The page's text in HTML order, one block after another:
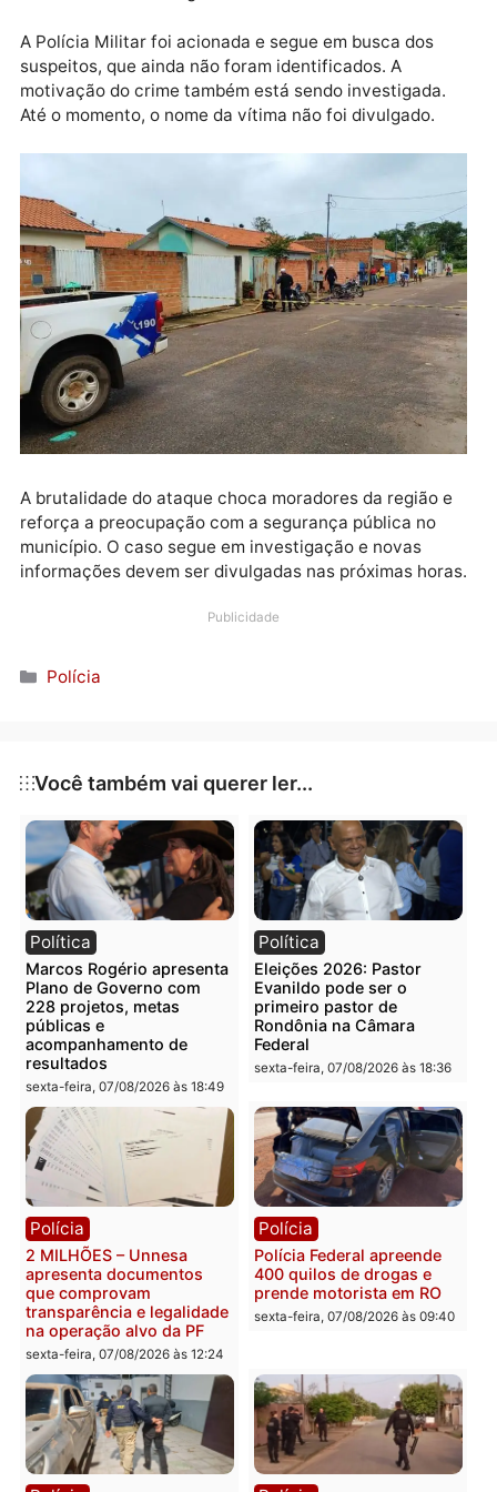
Uma das vítimas foi atingida no braço e conseguiu
sobreviver, mas o outro menino não teve a mesma
sorte. Baleado, ele caiu nos braços da própria mãe e
morreu antes da chegada do socorro.
A Polícia Militar foi acionada e segue em busca dos
suspeitos, que ainda não foram identificados. A
motivação do crime também está sendo investigada.
Até o momento, o nome da vítima não foi divulgado.
município. O caso segue em investigação e novas
informações devem ser divulgadas nas próximas
Publicidade
Categorias
Polícia
Você também vai querer ler...
Política
Marcos Rogério apresenta
Plano de Governo com
228 projetos, metas
públicas e
acompanhamento de
resultados
sexta-feira, 07/08/2026 às 18:49
Política
Eleições 2026: Pastor
Evanildo pode ser o
primeiro pastor de
Rondônia na Câmara
Federal